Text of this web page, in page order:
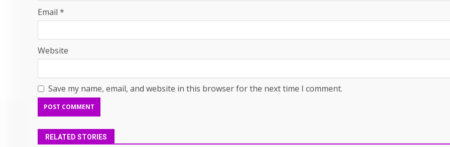
Email *
Website
Save my name, email, and website in this browser for the next time I comment.
RELATED STORIES